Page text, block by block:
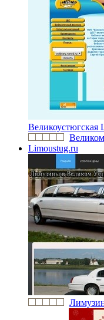
Великоустюгская
Limoustug.ru